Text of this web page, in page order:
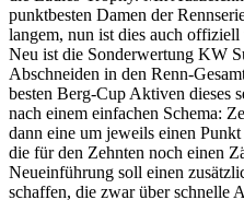
punktbesten Damen der
langem, nun ist dies auch offiziell
Neu ist die Sonderwertung KW
Abschneiden in den Renn-
besten Berg-Cup Aktiven dieses
nach einem einfachen Schema:
dann eine um jeweils einen
die für den Zehnten noch einen
Neueinführung soll einen
schaffen, die zwar über schnelle